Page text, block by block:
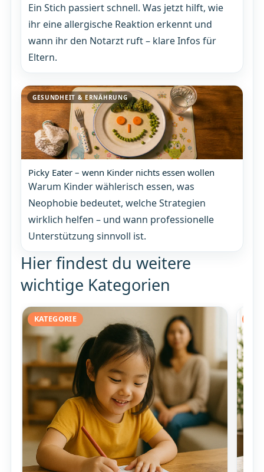
Ein Stich passiert schnell. Was jetzt hilft, wie
ihr eine allergische Reaktion erkennt und
wann ihr den Notarzt ruft – klare Infos für
Eltern.
GESUNDHEIT & ERNÄHRUNG
Picky Eater – wenn Kinder nichts essen wollen
Warum Kinder wählerisch essen, was
Neophobie bedeutet, welche Strategien
wirklich helfen – und wann professionelle
Unterstützung sinnvoll ist.
Hier findest du weitere
wichtige Kategorien
KATEGORIE